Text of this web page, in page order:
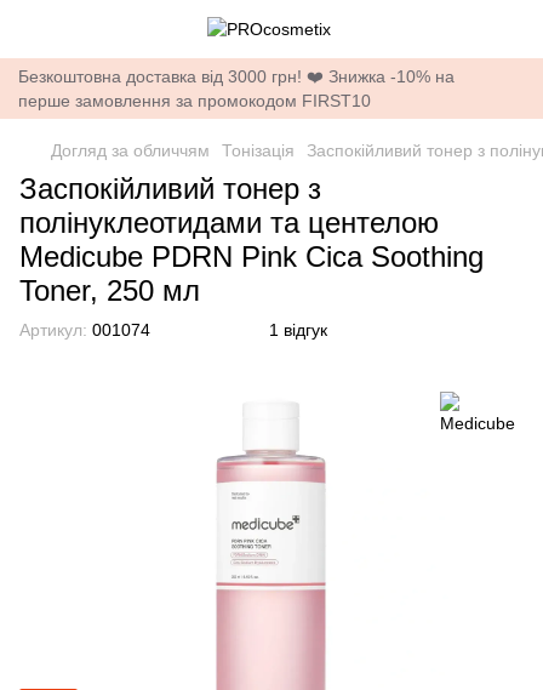
Безкоштовна доставка від 3000 грн! ❤️ Знижка -10% на
перше замовлення за промокодом FIRST10
Догляд за обличчям Тонізація Заспокійливий тонер з
Заспокійливий тонер з
полінуклеотидами та центелою
Medicube PDRN Pink Cica Soothing
Toner, 250 мл
Артикул: 001074 1 відгук